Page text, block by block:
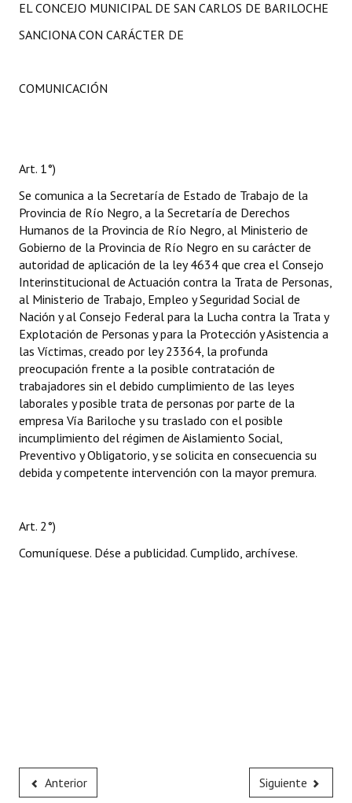
EL CONCEJO MUNICIPAL DE SAN CARLOS DE BARILOCHE
SANCIONA CON CARÁCTER DE
COMUNICACIÓN
Art. 1°)
Se comunica a la Secretaría de Estado de Trabajo de la
Provincia de Río Negro, a la Secretaría de Derechos
Humanos de la Provincia de Río Negro, al Ministerio de
Gobierno de la Provincia de Río Negro en su carácter de
autoridad de aplicación de la ley 4634 que crea el Consejo
Interinstitucional de Actuación contra la Trata de Personas,
al Ministerio de Trabajo, Empleo y Seguridad Social de
Nación y al Consejo Federal para la Lucha contra la Trata y
Explotación de Personas y para la Protección y Asistencia a
las Víctimas, creado por ley 23364, la profunda
preocupación frente a la posible contratación de
trabajadores sin el debido cumplimiento de las leyes
laborales y posible trata de personas por parte de la
empresa Vía Bariloche y su traslado con el posible
incumplimiento del régimen de Aislamiento Social,
Preventivo y Obligatorio, y se solicita en consecuencia su
debida y competente intervención con la mayor premura.
Art. 2°)
Comuníquese. Dése a publicidad. Cumplido, archívese.
Anterior Siguiente